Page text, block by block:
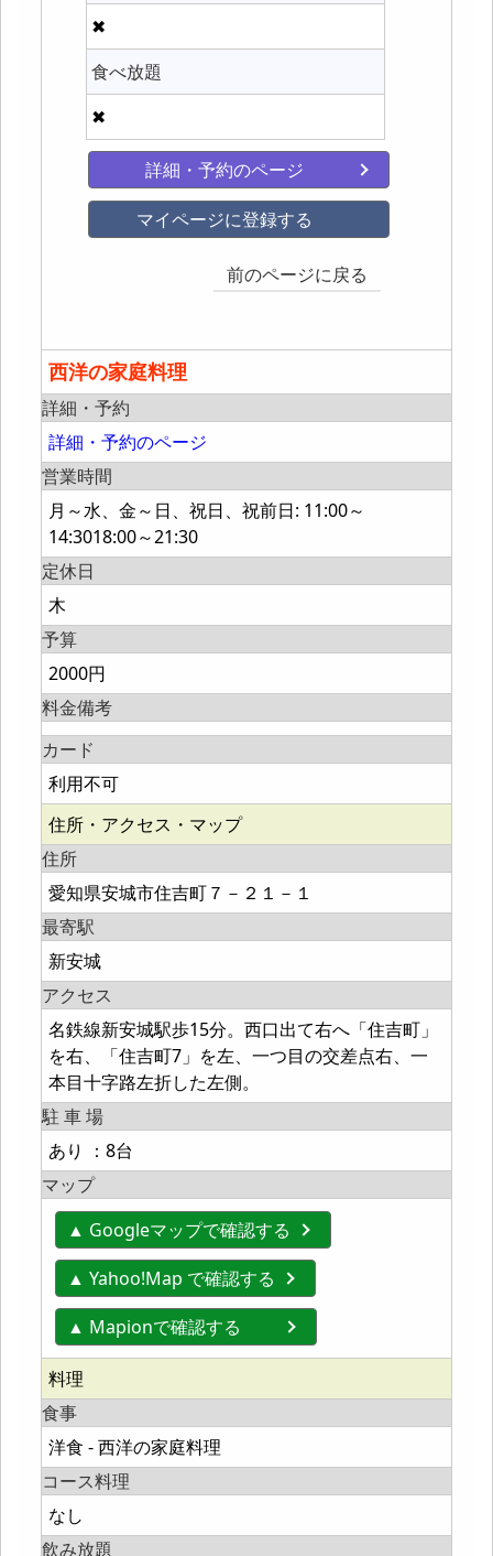
✖
食べ放題
✖
詳細・予約のページ
マイページに登録する
前のページに戻る
西洋の家庭料理
詳細・予約
詳細・予約のページ
営業時間
月～水、金～日、祝日、祝前日: 11:00～
14:3018:00～21:30
定休日
木
予算
2000円
料金備考
カード
利用不可
住所・アクセス・マップ
住所
愛知県安城市住吉町７－２１－１
最寄駅
新安城
アクセス
名鉄線新安城駅歩15分。西口出て右へ「住吉町」
を右、「住吉町7」を左、一つ目の交差点右、一
本目十字路左折した左側。
駐 車 場
あり ：8台
マップ
▲ Googleマップで確認する
▲ Yahoo!Map で確認する
▲ Mapionで確認する
料理
食事
洋食 - 西洋の家庭料理
コース料理
なし
飲み放題